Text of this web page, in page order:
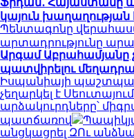
կայուն
Պենտագոնը
արտադրությունը
Արգամ Աբրահամյանը
պատվիրելու
Իսպանիայի
չեղարկել է
արձակուրդները՝
պատճառով
անցկացրել ԶՈւ